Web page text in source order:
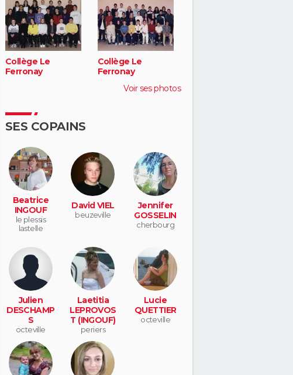
Collège Le
Ferronay
Collège Le
Ferronay
Voir ses photos
SES COPAINS
Beatrice
INGOUF
le plessis
lastelle
David VIEL
beuzeville
Jennifer
GOSSELIN
cherbourg
Julien
DESCHAMP
S
octeville
Laetitia
LEPROVOS
T (INGOUF)
periers
Lucie
QUETTIER
octeville